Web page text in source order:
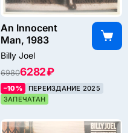
An Innocent
Man, 1983
Billy Joel
69806282 ₽
–10%
ПЕРЕИЗДАНИЕ 2025
ЗАПЕЧАТАН